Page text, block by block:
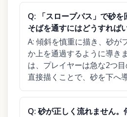
Q:
「スロープパス」で砂
そばを通すにはどうすれば
A: 傾斜を慎重に描き、砂が
か上を通過するように導き
は、プレイヤーは急な2つ
直接描くことで、砂を下へ
Q: 砂が正しく流れません。